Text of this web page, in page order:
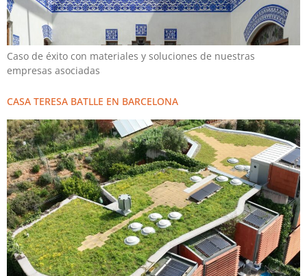
Caso de éxito con materiales y soluciones de nuestras
empresas asociadas
CASA TERESA BATLLE EN BARCELONA